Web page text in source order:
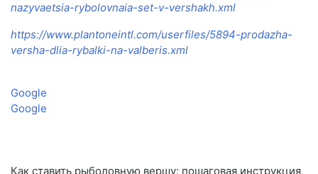
nazyvaetsia-rybolovnaia-set-v-vershakh.xml
https://www.plantoneintl.com/userfiles/5894-prodazha-
versha-dlia-rybalki-na-valberis.xml
Google
Google
Как ставить рыболовную вершу: пошаговая инструкция